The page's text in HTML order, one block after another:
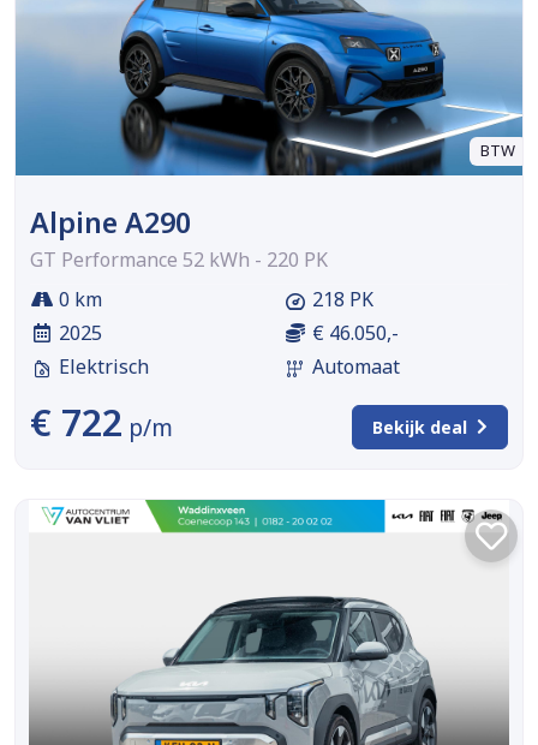
BTW
Alpine A290
GT Performance 52 kWh - 220 PK
0 km
2025
Elektrisch
218 PK
€ 46.050,-
Automaat
€ 722 p/m Bekijk deal